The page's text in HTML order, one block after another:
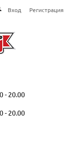
Вход Регистрация
- 20.00
- 20.00